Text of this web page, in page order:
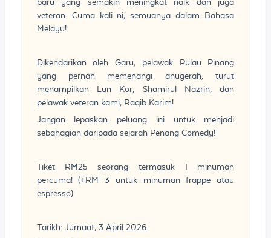
veteran. Cuma kali ni, semuanya dalam Bahasa
Melayu!
Dikendarikan oleh Garu, pelawak Pulau Pinang
yang pernah memenangi anugerah, turut
menampilkan Lun Kor, Shamirul Nazrin, dan
pelawak veteran kami, Raqib Karim!
Jangan lepaskan peluang ini untuk menjadi
sebahagian daripada sejarah Penang Comedy!
Tiket RM25 seorang termasuk 1 minuman
percuma! (+RM 3 untuk minuman frappe atau
espresso)
Tarikh: Jumaat, 3 April 2026